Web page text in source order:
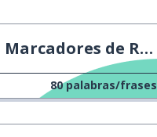
de Relaciones
80 palabras/frases